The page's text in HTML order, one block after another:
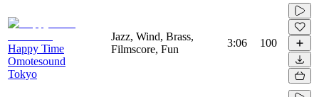
Happy Time
Omotesound
Tokyo
Jazz, Wind, Brass,
Filmscore, Fun
3:06 100